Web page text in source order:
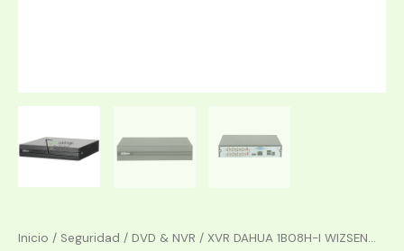
Inicio / Seguridad / DVD & NVR / XVR DAHUA 1B08H-I WIZSEN...